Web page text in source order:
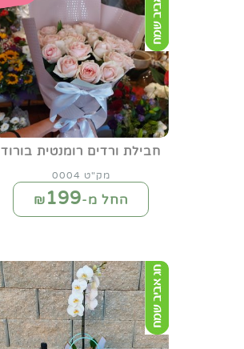
חבילת ורדים רומנטית בורוד
מק"ט 0004
החל מ-₪199